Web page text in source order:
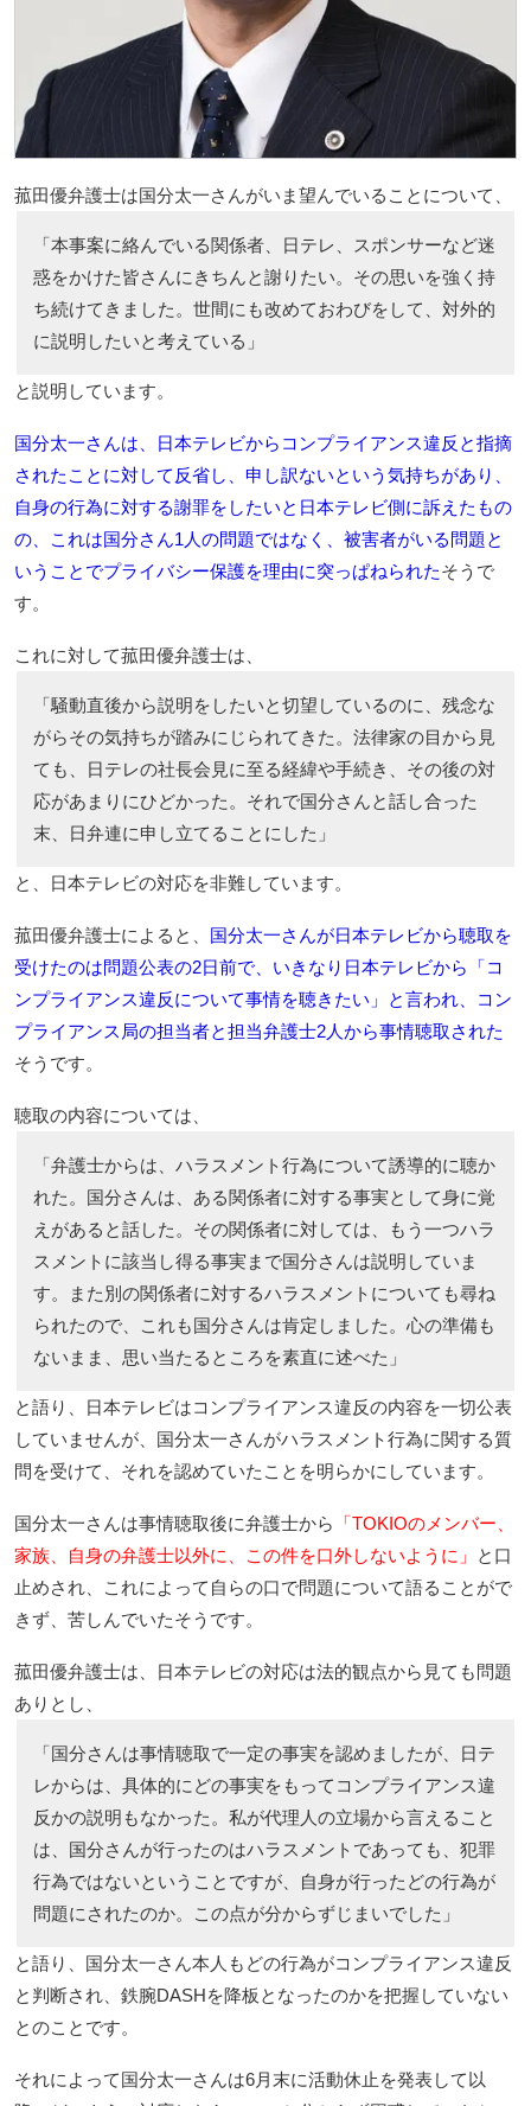
菰田優弁護士は国分太一さんがいま望んでいることについて、
「本事案に絡んでいる関係者、日テレ、スポンサーなど迷
惑をかけた皆さんにきちんと謝りたい。その思いを強く持
ち続けてきました。世間にも改めておわびをして、対外的
に説明したいと考えている」
と説明しています。
国分太一さんは、日本テレビからコンプライアンス違反と指摘
されたことに対して反省し、申し訳ないという気持ちがあり、
自身の行為に対する謝罪をしたいと日本テレビ側に訴えたもの
の、これは国分さん1人の問題ではなく、被害者がいる問題と
いうことでプライバシー保護を理由に突っぱねられたそうで
す。
これに対して菰田優弁護士は、
「騒動直後から説明をしたいと切望しているのに、残念な
がらその気持ちが踏みにじられてきた。法律家の目から見
ても、日テレの社長会見に至る経緯や手続き、その後の対
応があまりにひどかった。それで国分さんと話し合った
末、日弁連に申し立てることにした」
と、日本テレビの対応を非難しています。
菰田優弁護士によると、 国分太一さんが日本テレビから聴取を
受けたのは問題公表の2日前で、いきなり日本テレビから「コ
ンプライアンス違反について事情を聴きたい」と言われ、コン
プライアンス局の担当者と担当弁護士2人から事情聴取された
そうです。
聴取の内容については、
「弁護士からは、ハラスメント行為について誘導的に聴か
れた。国分さんは、ある関係者に対する事実として身に覚
えがあると話した。その関係者に対しては、もう一つハラ
スメントに該当し得る事実まで国分さんは説明していま
す。また別の関係者に対するハラスメントについても尋ね
られたので、これも国分さんは肯定しました。心の準備も
ないまま、思い当たるところを素直に述べた」
と語り、日本テレビはコンプライアンス違反の内容を一切公表
していませんが、国分太一さんがハラスメント行為に関する質
問を受けて、それを認めていたことを明らかにしています。
国分太一さんは事情聴取後に弁護士から
「TOKIOのメンバー、
家族、自身の弁護士以外に、この件を口外しないように」
と口
止めされ、これによって自らの口で問題について語ることがで
きず、苦しんでいたそうです。
菰田優弁護士は、日本テレビの対応は法的観点から見ても問題
ありとし、
「国分さんは事情聴取で一定の事実を認めましたが、日テ
レからは、具体的にどの事実をもってコンプライアンス違
反かの説明もなかった。私が代理人の立場から言えること
は、国分さんが行ったのはハラスメントであっても、犯罪
行為ではないということですが、自身が行ったどの行為が
問題にされたのか。この点が分からずじまいでした」
と語り、国分太一さん本人もどの行為がコンプライアンス違反
と判断され、鉄腕DASHを降板となったのかを把握していない
とのことです。
それによって国分太一さんは6月末に活動休止を発表して以